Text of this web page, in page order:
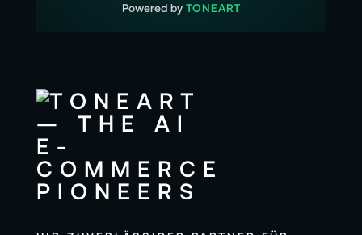
Powered by TONEART